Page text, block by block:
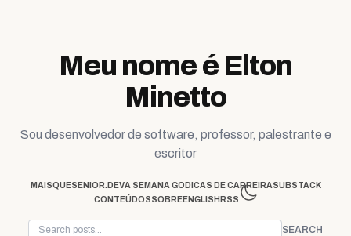
Meu nome é Elton
Minetto
Sou desenvolvedor de software, professor, palestrante e
escritor
MAISQUESENIOR.DEVA SEMANA GO DICAS DE CARREIRASUBSTACK
CONTEÚDOSSOBREENGLISH RSS
SEARCH